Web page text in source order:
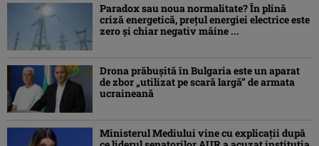
Paradox sau noua normalitate? În plină
criză energetică, prețul energiei electrice este
zero și chiar negativ mâine ...
Drona prăbuşită în Bulgaria este un aparat
de zbor „utilizat pe scară largă” de armata
ucraineană
Ministerul Mediului vine cu explicații după